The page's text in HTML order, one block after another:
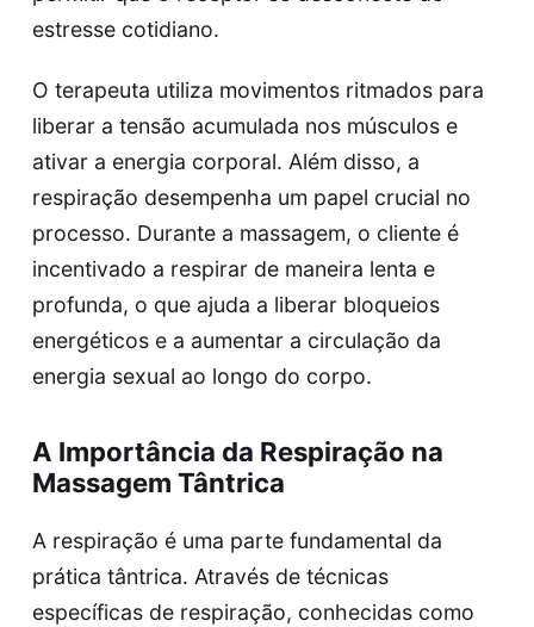
estresse cotidiano.
O terapeuta utiliza movimentos ritmados para
liberar a tensão acumulada nos músculos e
ativar a energia corporal. Além disso, a
respiração desempenha um papel crucial no
processo. Durante a massagem, o cliente é
incentivado a respirar de maneira lenta e
profunda, o que ajuda a liberar bloqueios
energéticos e a aumentar a circulação da
energia sexual ao longo do corpo.
A Importância da Respiração na
Massagem Tântrica
A respiração é uma parte fundamental da
prática tântrica. Através de técnicas
específicas de respiração, conhecidas como